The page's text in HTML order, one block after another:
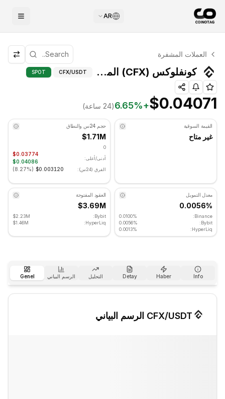
AR
التحليل الفني لـ كونفلوكس
العملات المشفرة
كونفلوكس (CFX) المؤشرات الفنية كونفلوكس (CFX) المؤشرات الفنية - COINOTAG CFX/USDT
SPOT
$0.04071
+
6.65% (24 ساعة)
القيمة السوقية
غير متاح
حجم 24س والنطاق
$1.71M
0
أدنى/أعلى:
$0.03774
$0.04086
الفرق (24س): $0.003120
(
8.27%
)
معدل التمويل
0.0056%
Binance:
0.0100%
Bybit:
0.0056%
HyperLiq:
0.0013%
العقود المفتوحة
$3.69M
Bybit:
$2.23M
HyperLiq:
$1.46M
Genel الرسم البياني التحليل Detay Haber Info
CFX/USDT الرسم البياني